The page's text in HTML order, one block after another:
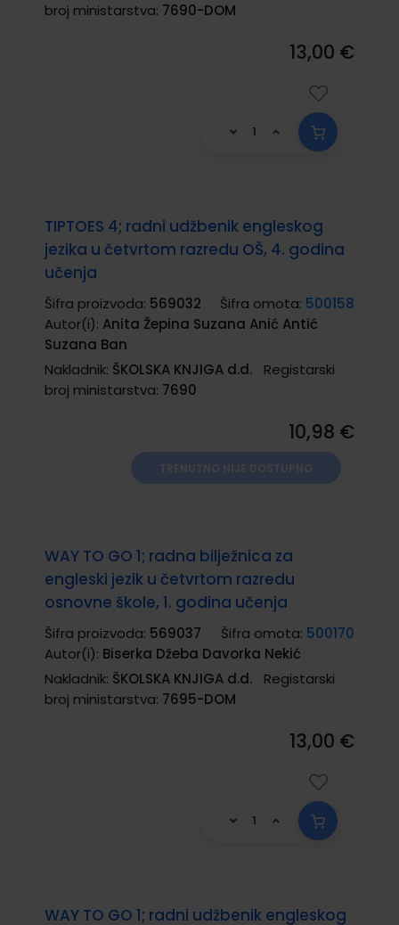
broj ministarstva: 7690-DOM
13,00 €
TIPTOES 4; radni udžbenik engleskog
jezika u četvrtom razredu OŠ, 4. godina
učenja
Šifra proizvoda: 569032 Šifra omota: 500158
Autor(i): Anita Žepina Suzana Anić Antić
Suzana Ban
Nakladnik: ŠKOLSKA KNJIGA d.d.
Registarski
broj ministarstva: 7690
10,98 €
WAY TO GO 1; radna bilježnica za
engleski jezik u četvrtom razredu
osnovne škole, 1. godina učenja
Šifra proizvoda: 569037 Šifra omota: 500170
Autor(i): Biserka Džeba Davorka Nekić
Nakladnik: ŠKOLSKA KNJIGA d.d.
Registarski
broj ministarstva: 7695-DOM
13,00 €
WAY TO GO 1; radni udžbenik engleskog